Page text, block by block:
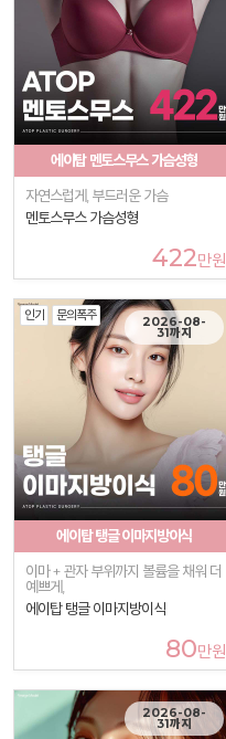
에이탑 멘토스무스 가슴성형
자연스럽게, 부드러운 가슴
멘토스무스 가슴성형
422만원
인기 문의폭주 2026-08-
31까지
에이탑 탱글 이마지방이식
이마 + 관자 부위까지 볼륨을 채워 더
예쁘게,
에이탑 탱글 이마지방이식
80만원
2026-08-
31까지